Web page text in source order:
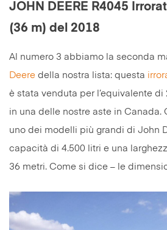
JOHN DEERE R4045
(36 m) del 2018
Al numero 3 abbiamo la seconda
Deere della nostra lista: questa
è stata venduta per l’equivalente di
in una delle nostre aste in Canada.
uno dei modelli più grandi di John
capacità di 4.500 litri e una
36 metri. Come si dice – le